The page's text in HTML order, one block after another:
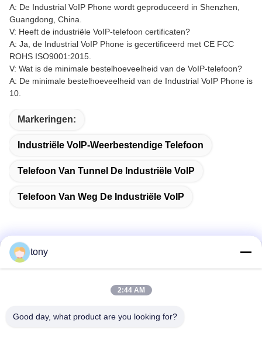
A: De Industrial VoIP Phone wordt geproduceerd in Shenzhen,
Guangdong, China.
V: Heeft de industriële VoIP-telefoon certificaten?
A: Ja, de Industrial VoIP Phone is gecertificeerd met CE FCC
ROHS ISO9001:2015.
V: Wat is de minimale bestelhoeveelheid van de VoIP-telefoon?
A: De minimale bestelhoeveelheid van de Industrial VoIP Phone is
10.
Markeringen:
Industriële VoIP-Weerbestendige Telefoon
Telefoon Van Tunnel De Industriële VoIP
Telefoon Van Weg De Industriële VoIP
Snel contact
Zhihui Innovation Center, gebouw A, zaal 607, Shenzhen -
tony
2:44 AM
Good day, what product are you looking for?